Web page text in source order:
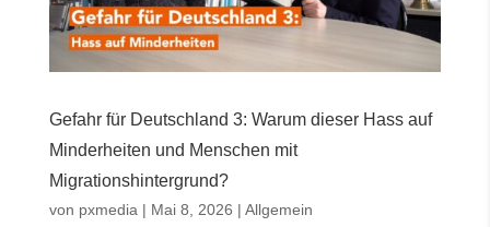
Gefahr für Deutschland 3: Warum dieser Hass auf
Minderheiten und Menschen mit
Migrationshintergrund?
von pxmedia | Mai 8, 2026 | Allgemein